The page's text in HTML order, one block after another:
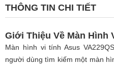
THÔNG TIN CHI TIẾT
Giới Thiệu Về Màn Hình
Màn hình vi tính Asus
người dùng tìm kiếm một màn